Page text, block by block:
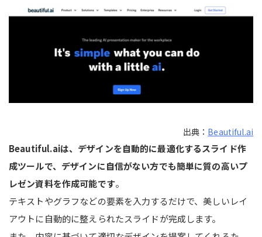
出典： Beautiful.ai
Beautiful.aiは、デザインを自動的に最適化するスライド作
成ツールで、デザインに自信がない方でも簡単に質の高いプ
レゼン資料を作成可能です。
テキストやグラフなどの要素を入力するだけで、美しいレイ
アウトに自動的に整えられたスライドが完成します。